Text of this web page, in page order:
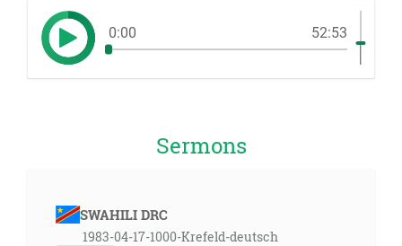
0:00 52:53
Sermons
SWAHILI DRC
1983-04-17-1000-Krefeld-deutsch